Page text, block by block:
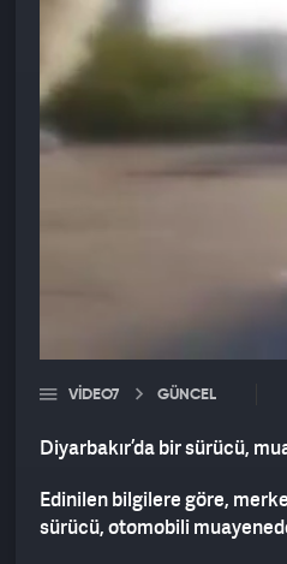
VIDEO7 GÜNCEL
Diyarbakır’da bir sürücü,
Edinilen bilgilere göre,
sürücü, otomobili